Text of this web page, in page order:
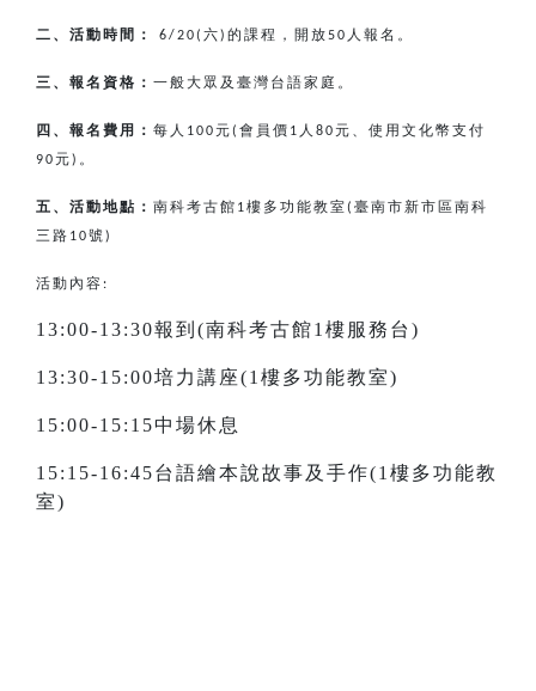
二、活動時間： 6/20( 六 ) 的課程，開放50 人報名。
三、報名資格： 一般大眾及臺灣台語家庭。
四、報名費用： 每人 100元( 會員價 1 人 80元、使用文化幣支付
90元 ) 。
五、活動地點： 南科考古館 1樓多功能教室( 臺南市新市區南科
三路 10號 )
活動內容:
13:00-13:30報到(南科考古館1樓服務台)
13:30-15:00培力講座(1樓多功能教室)
15:00-15:15中場休息
15:15-16:45台語繪本說故事及手作(1樓多功能教
室)